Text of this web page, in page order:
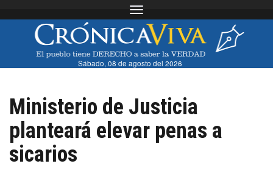
Toggle navigation
Sábado, 08 de agosto del 2026
Ministerio de Justicia
planteará elevar penas a
sicarios